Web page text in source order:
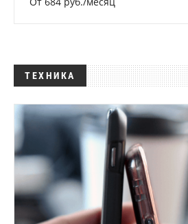
ТЕХНИКА